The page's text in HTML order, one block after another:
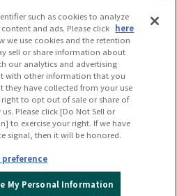
園球場 公式SNS
STADIUM All Rights Reserved.
版を見る
such as cookies to analyze
and ads. Please click here
we use cookies and the retention
sell or share information about
our analytics and advertising
with other information that you
have collected from your use
right to opt out of sale or share of
Please click [Do Not Sell or
to exercise your right. If we have
signal, then it will be honored.
preference
My Personal Information